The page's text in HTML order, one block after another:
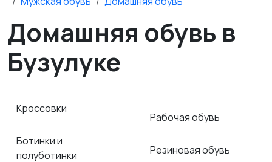
Домашняя обувь в
Бузулуке
Кроссовки
Ботинки и
полуботинки
Рабочая обувь
Резиновая обувь